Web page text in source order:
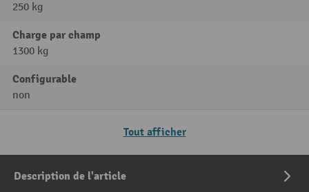
250 kg
Charge par champ
1300 kg
Configurable
non
Tout afficher
Description de l'article